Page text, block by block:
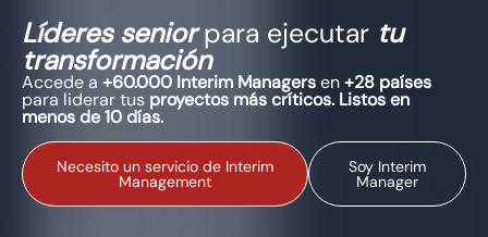
Líderes seniorpara ejecutar tu
transformación
Accede a +60.000 Interim Managersen+28 países
para liderar tus proyectos más críticos. Listos en
menos de 10 días.
Necesito un servicio de Interim
Management
Soy Interim
Manager